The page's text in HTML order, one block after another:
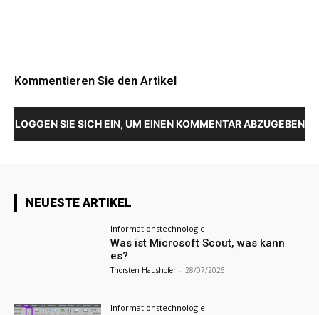
Kommentieren Sie den Artikel
LOGGEN SIE SICH EIN, UM EINEN KOMMENTAR ABZUGEBEN
NEUESTE ARTIKEL
Informationstechnologie
Was ist Microsoft Scout, was kann
es?
Thorsten Haushofer - 28/07/2026
Informationstechnologie